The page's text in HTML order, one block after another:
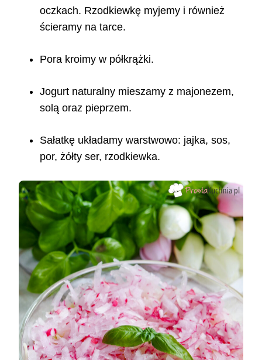
oczkach. Rzodkiewkę myjemy i również
ścieramy na tarce.
Pora kroimy w półkrążki.
Jogurt naturalny mieszamy z majonezem,
solą oraz pieprzem.
Sałatkę układamy warstwowo: jajka, sos,
por, żółty ser, rzodkiewka.